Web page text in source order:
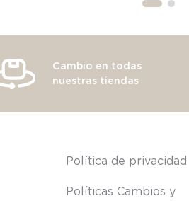
Cambio en todas
nuestras tiendas
Política de privacidad
Políticas Cambios y